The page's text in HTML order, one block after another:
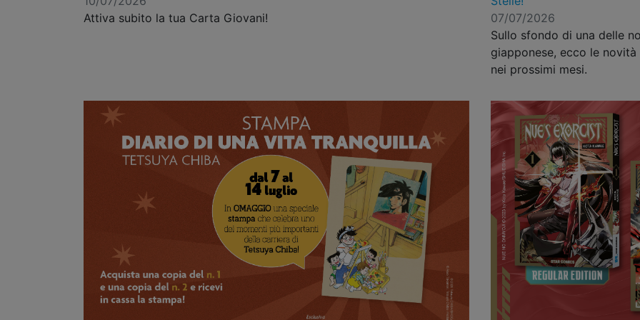
Attiva subito la tua Carta Giovani!
07/07/2026
Sullo sfondo di una delle
giapponese, ecco le
nei prossimi mesi.